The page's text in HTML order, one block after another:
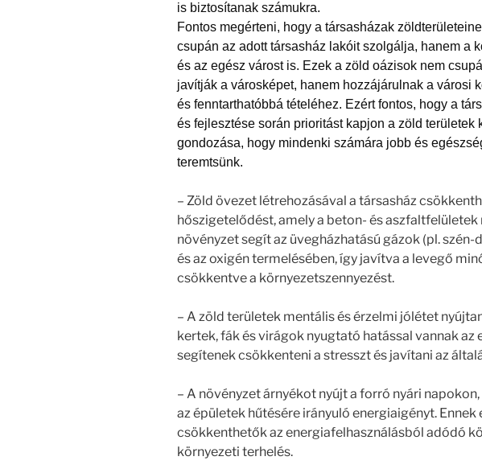
is biztosítanak számukra.
Fontos megérteni, hogy a társasházak zöld
csupán az adott társasház lakóit szolgálja, hanem a
és az egész várost is. Ezek a zöld oázisok nem
javítják a városképet, hanem hozzájárulnak a városi
és fenntarthatóbbá tételéhez. Ezért fontos, hogy a
és fejlesztése során prioritást kapjon a zöld területek
gondozása, hogy mindenki számára jobb és
teremtsünk.
– Zöld övezet létrehozásával a társasház
hőszigetelődést, amely a beton- és
növényzet segít az üvegházhatású gázok (pl. szén-
és az oxigén termelésében, így javítva a levegő
csökkentve a környezetszennyezést.
– A zöld területek mentális és érzelmi jólétet
kertek, fák és virágok nyugtató hatással vannak az
segítenek csökkenteni a stresszt és javítani az
– A növényzet árnyékot nyújt a forró nyári
az épületek hűtésére irányuló energiaigényt.
csökkenthetők az energiafelhasználásból adódó
környezeti terhelés.